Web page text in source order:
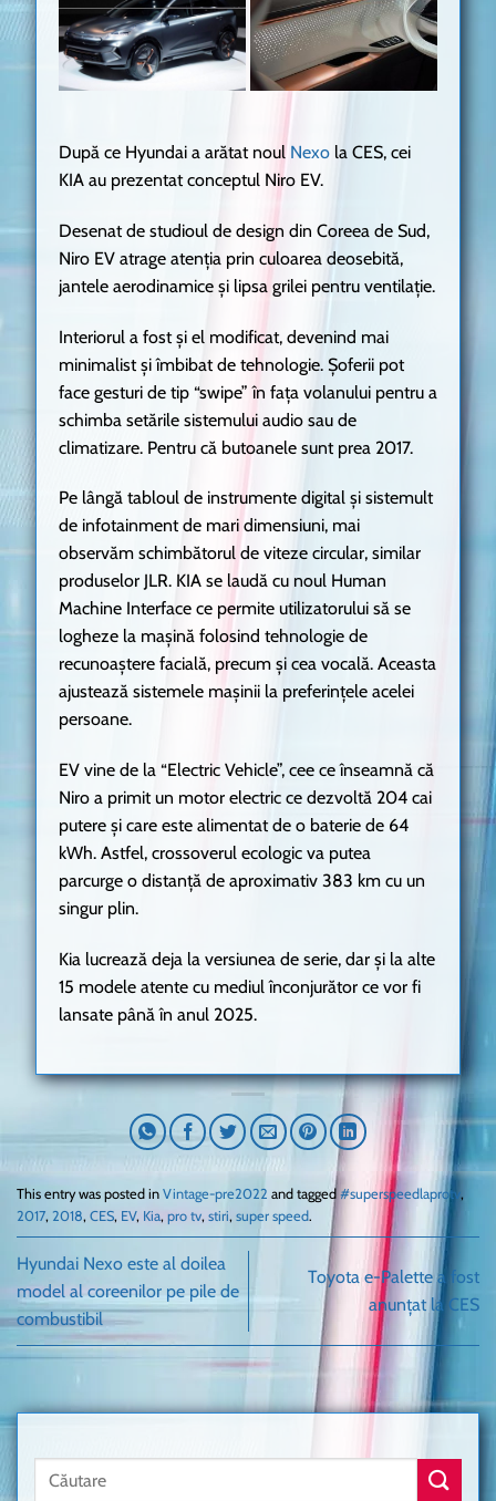
După ce Hyundai a arătat noul Nexola CES, cei
KIA au prezentat conceptul Niro EV.
Desenat de studioul de design din Coreea de Sud,
Niro EV atrage atenția prin culoarea deosebită,
jantele aerodinamice și lipsa grilei pentru ventilație.
Interiorul a fost și el modificat, devenind mai
minimalist și îmbibat de tehnologie. Șoferii pot
face gesturi de tip “swipe” în fața volanului pentru a
schimba setările sistemului audio sau de
climatizare. Pentru că butoanele sunt prea 2017.
Pe lângă tabloul de instrumente digital și sistemult
de infotainment de mari dimensiuni, mai
observăm schimbătorul de viteze circular, similar
produselor JLR. KIA se laudă cu noul Human
Machine Interface ce permite utilizatorului să se
logheze la mașină folosind tehnologie de
recunoaștere facială, precum și cea vocală. Aceasta
ajustează sistemele mașinii la preferințele acelei
persoane.
EV vine de la “Electric Vehicle”, cee ce înseamnă că
Niro a primit un motor electric ce dezvoltă 204 cai
putere și care este alimentat de o baterie de 64
kWh. Astfel, crossoverul ecologic va putea
parcurge o distanță de aproximativ 383 km cu un
singur plin.
Kia lucrează deja la versiunea de serie, dar și la alte
15 modele atente cu mediul înconjurător ce vor fi
lansate până în anul 2025.
This entry was posted in Vintage-pre2022 and tagged #superspeedlaprotv,
2017, 2018, CES, EV, Kia, pro tv, stiri, super speed.
Hyundai Nexo este al doilea
model al coreenilor pe pile de
combustibil
Toyota e-Palette a fost
anunțat la CES